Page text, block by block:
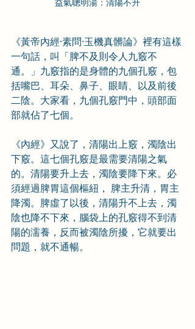
《黃帝內經·素問·玉機真髒論》裡有這樣
一句話，叫「脾不及則令人九竅不
通。」九竅指的是身體的九個孔竅，包
括嘴巴、耳朵、鼻子、眼睛、以及前後
二陰。大家看，九個孔竅門中，頭部面
部就佔了七個。
《內經》又說了，清陽出上竅，濁陰出
下竅。這七個孔竅是最需要清陽之氣
的。清陽要升上去，濁陰要降下來。必
須經過脾胃這個樞紐， 脾主升清，胃主
降濁。脾虛了以後，清陽升不上去，濁
陰也降不下來，腦袋上的孔竅得不到清
陽的濡養，反而被濁陰所擾，它就要出
問題，就不通暢。